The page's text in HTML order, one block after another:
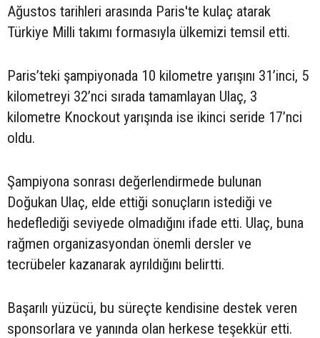
Ağustos tarihleri arasında Paris'te kulaç atarak
Türkiye Milli takımı formasıyla ülkemizi temsil etti.
Paris’teki şampiyonada 10 kilometre yarışını 31’inci, 5
kilometreyi 32’nci sırada tamamlayan Ulaç, 3
kilometre Knockout yarışında ise ikinci seride 17’nci
oldu.
Şampiyona sonrası değerlendirmede bulunan
Doğukan Ulaç, elde ettiği sonuçların istediği ve
hedeflediği seviyede olmadığını ifade etti. Ulaç, buna
rağmen organizasyondan önemli dersler ve
tecrübeler kazanarak ayrıldığını belirtti.
Başarılı yüzücü, bu süreçte kendisine destek veren
sponsorlara ve yanında olan herkese teşekkür etti.